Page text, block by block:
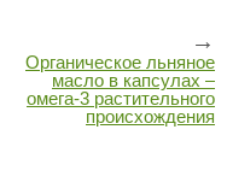
→
Органическое льняное
масло в капсулах –
омега-3 растительного
происхождения